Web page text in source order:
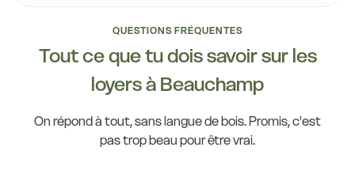
QUESTIONS FRÉQUENTES
Tout ce que tu dois savoir sur les
loyers à Beauchamp
On répond à tout, sans langue de bois. Promis, c'est
pas trop beau pour être vrai.